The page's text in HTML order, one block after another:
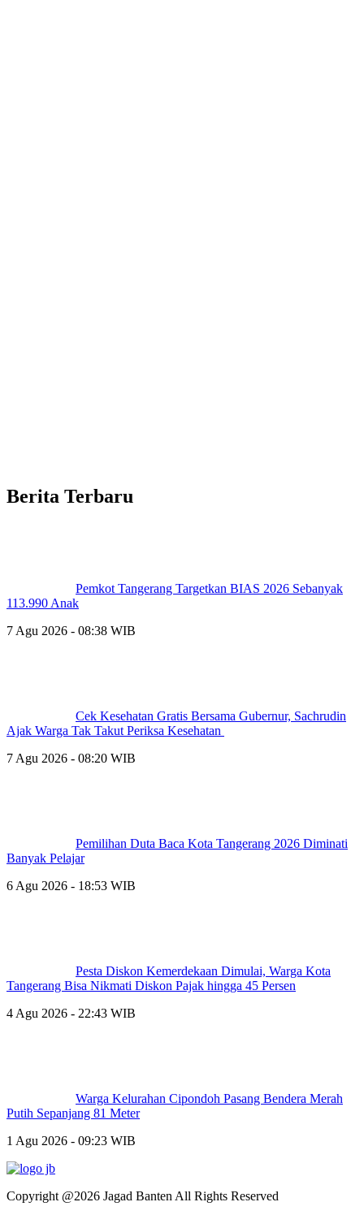
Berita Terbaru
Pemkot Tangerang Targetkan BIAS 2026 Sebanyak
113.990 Anak
7 Agu 2026 - 08:38 WIB
Cek Kesehatan Gratis Bersama Gubernur, Sachrudin
Ajak Warga Tak Takut Periksa Kesehatan
7 Agu 2026 - 08:20 WIB
Pemilihan Duta Baca Kota Tangerang 2026 Diminati
Banyak Pelajar
6 Agu 2026 - 18:53 WIB
Pesta Diskon Kemerdekaan Dimulai, Warga Kota
Tangerang Bisa Nikmati Diskon Pajak hingga 45 Persen
4 Agu 2026 - 22:43 WIB
Warga Kelurahan Cipondoh Pasang Bendera Merah
Putih Sepanjang 81 Meter
1 Agu 2026 - 09:23 WIB
Copyright @2026 Jagad Banten All Rights Reserved